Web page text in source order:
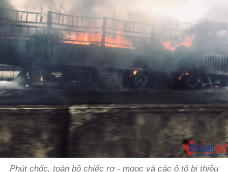
Phút chốc, toàn bộ chiếc rơ - mooc và các ô tô bị thiêu